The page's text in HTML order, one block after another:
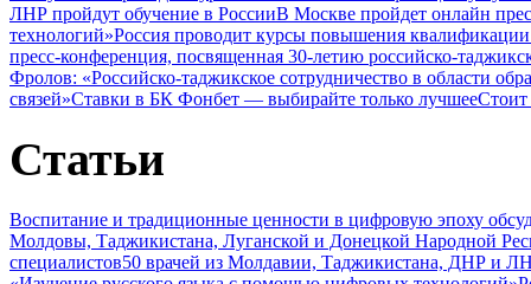
ЛНР пройдут обучение в РоссииВ Москве пройдет онлайн
технологий»Россия проводит курсы повышения квалификации
пресс-конференция, посвященная 30-летию российско-
Фролов: «Российско-таджикское сотрудничество в области
связей»Ставки в БК Фонбет — выбирайте только лучшееСтоит
Статьи
Воспитание и традиционные ценности в цифровую эпоху
Молдовы, Таджикистана, Луганской и Донецкой Народной
специалистов50 врачей из Молдавии, Таджикистана, ДНР и